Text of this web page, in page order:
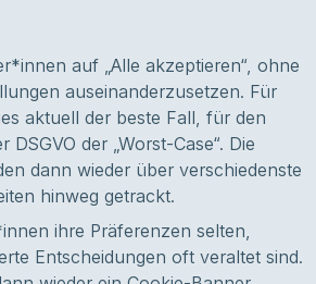
auf „Alle akzeptieren“, ohne
auseinanderzusetzen. Für
aktuell der beste Fall, für den
DSGVO der „Worst-Case“. Die
dann wieder über verschiedenste
hinweg getrackt.
ihre Präferenzen selten,
Entscheidungen oft veraltet sind.